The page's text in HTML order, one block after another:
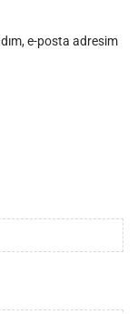
e-posta adresim